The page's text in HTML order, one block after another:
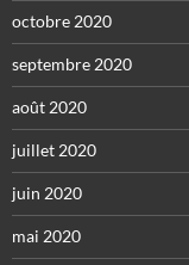
octobre 2020
septembre 2020
août 2020
juillet 2020
juin 2020
mai 2020